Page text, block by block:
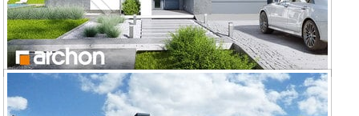
Dom w renklodach 5